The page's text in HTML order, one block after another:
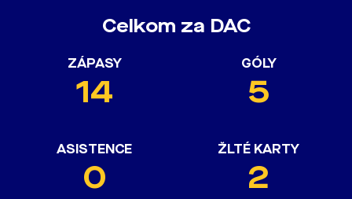
Celkom za DAC
ZÁPASY
14
GÓLY
5
ASISTENCE
0
ŽLTÉ KARTY
2